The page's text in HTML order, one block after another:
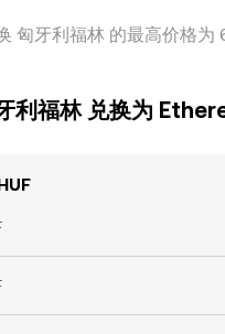
牙利福林 的最高价格为
利福林 兑换为